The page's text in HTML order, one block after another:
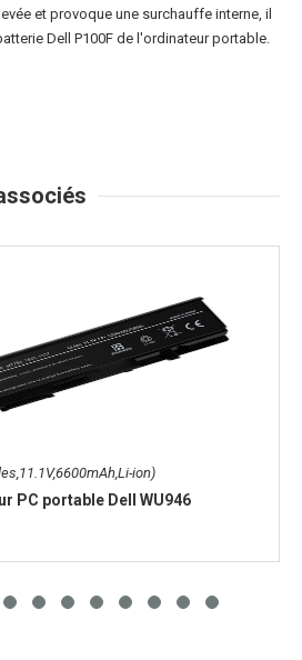
et provoque une surchauffe interne, il
Dell P100Fde l'ordinateur portable.
ion)
PC portable Dell WU946